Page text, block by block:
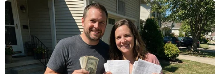
cứu, đề xuất phương án lấy nước từ hồ Tây để
bổ cập cho sông Tô Lịch trong trường hợp cần
thiết để giữ mực nước sông Tô Lịch qua cửa
điều tiết hồ Tây A-Cống Đõ-Mương Thụy Khuê
hoàn thành trong tháng Tám năm nay.